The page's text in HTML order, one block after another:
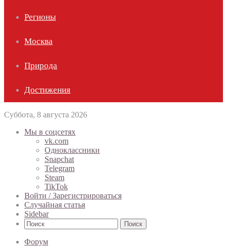
Регионы
Москва
Природа
Достижения
Суббота, 8 августа 2026
Мы в соцсетях
vk.com
Одноклассники
Snapchat
Telegram
Steam
TikTok
Войти / Зарегистрироваться
Случайная статья
Sidebar
Поиск
Форум